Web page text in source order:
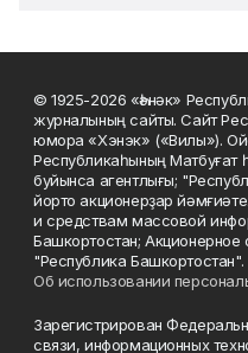
© 1925-2026 «Һәнәк»
журналының сайты. Сайт
юмора «Хэнэк» («Вилы»).
Республикаһының
буйынса агентлығы;
йорто акционерҙар
и средствам массовой
Башкортостан;
"Республика Башкортостан".
Об использовании
Зарегистрирован
связи, информационных